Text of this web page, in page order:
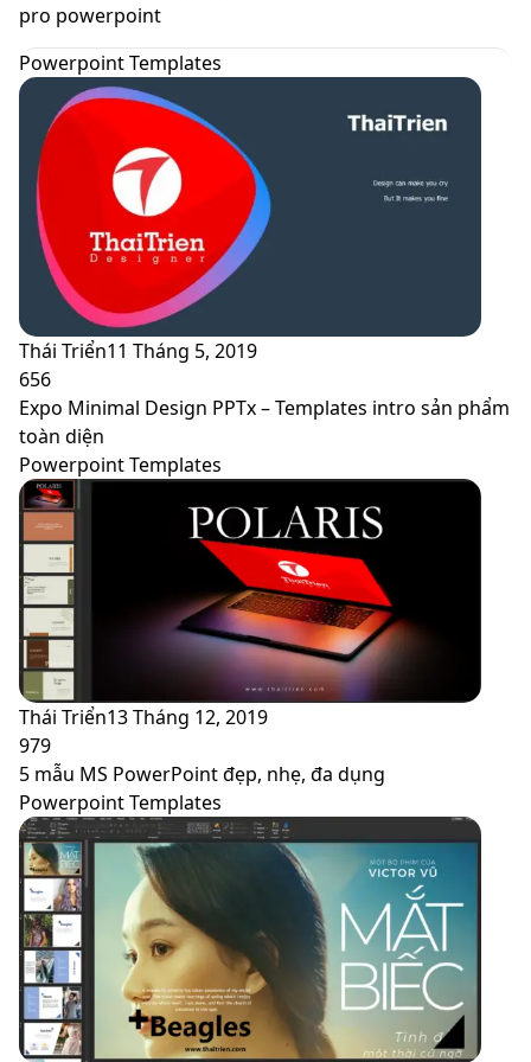
skin
pro powerpoint
Powerpoint Templates
Thái Triển11 Tháng 5, 2019
656
Expo Minimal Design PPTx – Templates intro sản phẩm
toàn diện
Powerpoint Templates
Thái Triển13 Tháng 12, 2019
979
5 mẫu MS PowerPoint đẹp, nhẹ, đa dụng
Powerpoint Templates